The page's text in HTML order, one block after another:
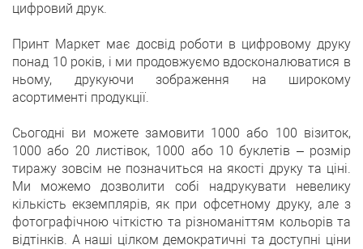
цифровий друк.
Принт Маркет має досвід роботи в цифровому друку
понад 10 років, і ми продовжуємо вдосконалюватися в
ньому, друкуючи зображення на широкому
асортименті продукції.
Сьогодні ви можете замовити 1000 або 100 візиток,
1000 або 20 листівок, 1000 або 10 буклетів – розмір
тиражу зовсім не позначиться на якості друку та ціні.
Ми можемо дозволити собі надрукувати невелику
кількість екземплярів, як при офсетному друку, але з
фотографічною чіткістю та різноманіттям кольорів та
відтінків. А наші цілком демократичні та доступні ціни